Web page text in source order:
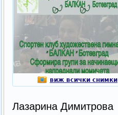
виж всички снимки
Лазарина Димитрова